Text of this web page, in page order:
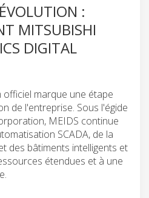
:
MITSUBISHI
DIGITAL
officiel marque une étape
de l'entreprise. Sous l'égide
MEIDS continue
SCADA, de la
des bâtiments intelligents et
étendues et à une